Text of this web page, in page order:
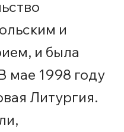
и
и была
мае 1998 году
Литургия.